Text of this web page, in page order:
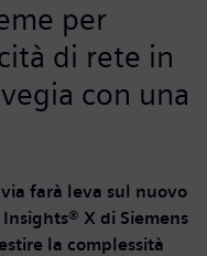
per
di rete in
con una
farà leva sul nuovo
Insights® X di Siemens
la complessità